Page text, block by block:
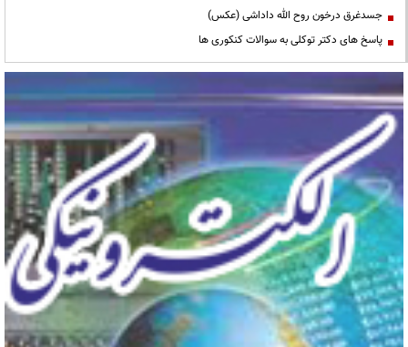
جسدغرق درخون روح الله داداشی (عکس)
پاسخ های دکتر توکلی به سوالات کنکوری ها